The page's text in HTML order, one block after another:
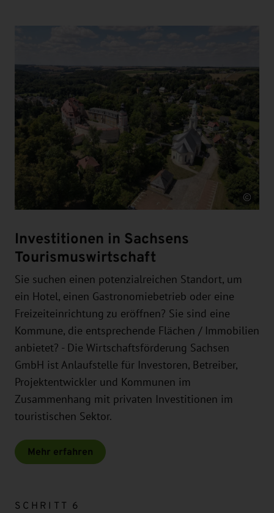
Quelle
Investitionen in Sachsens
Tourismuswirtschaft
Sie suchen einen potenzialreichen Standort, um
ein Hotel, einen Gastronomiebetrieb oder eine
Freizeiteinrichtung zu eröffnen? Sie sind eine
Kommune, die entsprechende Flächen / Immobilien
anbietet? - Die Wirtschaftsförderung Sachsen
GmbH ist Anlaufstelle für Investoren, Betreiber,
Projektentwickler und Kommunen im
Zusammenhang mit privaten Investitionen im
touristischen Sektor.
Mehr erfahren
SCHRITT 6